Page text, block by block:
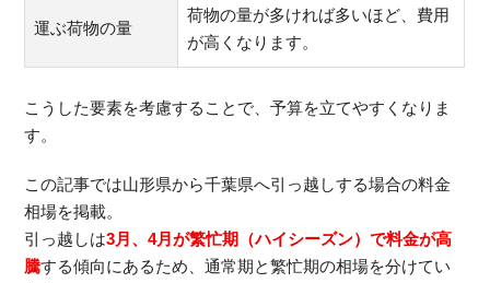
運ぶ荷物の量
荷物の量が多ければ多いほど、費用
が高くなります。
こうした要素を考慮することで、予算を立てやすくなりま
す。
この記事では山形県から千葉県へ引っ越しする場合の料金
相場を掲載。
引っ越しは3月、4月が繁忙期（ハイシーズン）で料金が高
騰する傾向にあるため、通常期と繁忙期の相場を分けてい